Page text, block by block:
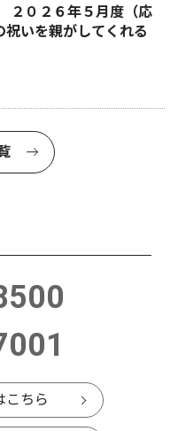
０２６年５月度（応
いを親がしてくれる
こちら